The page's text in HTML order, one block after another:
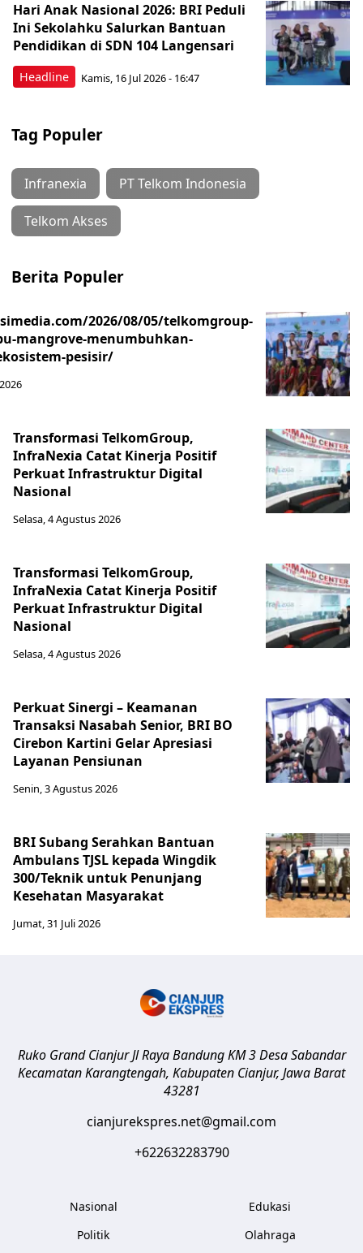
Headline
Hari Anak Nasional 2026: BRI Peduli
Ini Sekolahku Salurkan Bantuan
Pendidikan di SDN 104 Langensari
Kamis, 16 Jul 2026 - 16:47
Tag Populer
Infranexia PT Telkom Indonesia
Telkom Akses
Berita Populer
2026/08/05/telkomgroup-
mangrove-menumbuhkan-
pesisir/
Transformasi TelkomGroup,
InfraNexia Catat Kinerja Positif
Perkuat Infrastruktur Digital
Nasional
Selasa, 4 Agustus 2026
Transformasi TelkomGroup,
InfraNexia Catat Kinerja Positif
Perkuat Infrastruktur Digital
Nasional
Selasa, 4 Agustus 2026
Perkuat Sinergi – Keamanan
Transaksi Nasabah Senior, BRI BO
Cirebon Kartini Gelar Apresiasi
Layanan Pensiunan
Senin, 3 Agustus 2026
BRI Subang Serahkan Bantuan
Ambulans TJSL kepada Wingdik
300/Teknik untuk Penunjang
Kesehatan Masyarakat ​
Jumat, 31 Juli 2026
Ruko Grand Cianjur Jl Raya Bandung KM 3 Desa Sabandar
Kecamatan Karangtengah, Kabupaten Cianjur, Jawa Barat
43281
cianjurekspres.net@gmail.com
+622632283790
Nasional
Politik
Edukasi
Olahraga